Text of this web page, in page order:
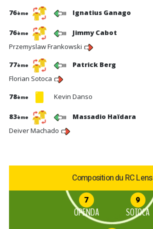
76ème Ignatius Ganago
76ème
Jimmy Cabot
Przemyslaw Frankowski
77ème
Patrick Berg
Florian Sotoca
78ème Kevin Danso
83ème
Massadio Haïdara
Deiver Machado
Composition du RC Lens
7
OPENDA
9
SOTOCA